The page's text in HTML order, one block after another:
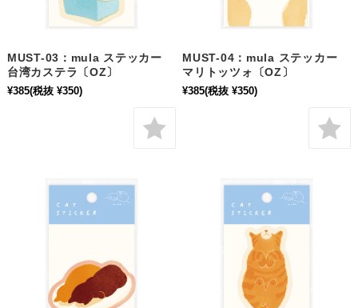
MUST-03：mula ステッカー
台湾カステラ〔OZ〕
¥385(税抜 ¥350)
MUST-04：mula ステッカー
マリトッツォ〔OZ〕
¥385(税抜 ¥350)